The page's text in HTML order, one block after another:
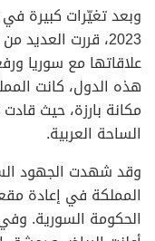
2023، قررت
علاقاتها مع سوريا
هذه الدول، كانت
مكانة بارزة، حيث
الساحة العربية.
وقد شهدت الجهود
المملكة في إعادة